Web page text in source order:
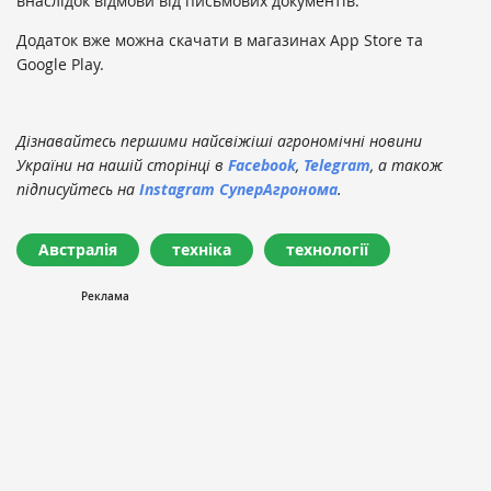
Додаток вже можна скачати в магазинах App Store та
Google Play.
Дізнавайтесь першими найсвіжіші агрономічні новини
України на нашій сторінці в Facebook, Telegram, а також
підписуйтесь на Instagram СуперАгронома.
Австралія техніка технології